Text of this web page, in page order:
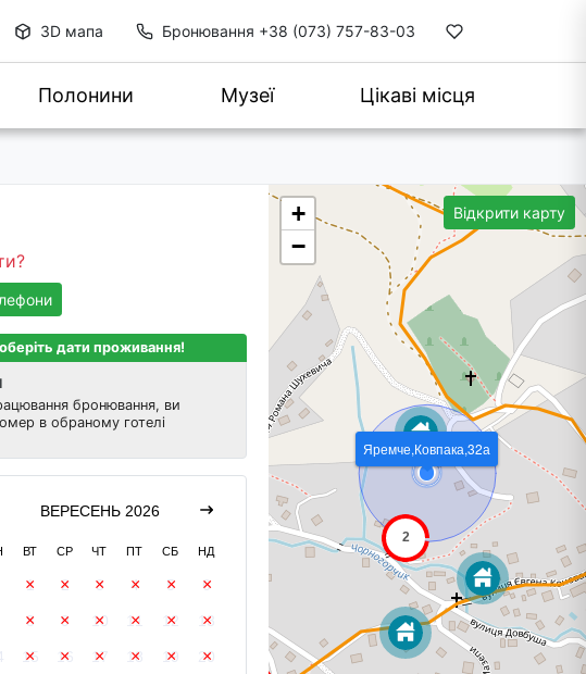
3D мапа Бронювання +38 (073) 757-83-03
Полонини Музеї Цікаві місця
дати проживання!
бронювання, ви
в обраному готелі
ВЕРЕСЕНЬ 2026
ВТ СР ЧТ ПТ СБ НД
1 2 3 4 5 6
8 9 10 11 12 13
15 16 17 18 19 20
Відкрити карту
Яремче,Ковпака,32а
+
−